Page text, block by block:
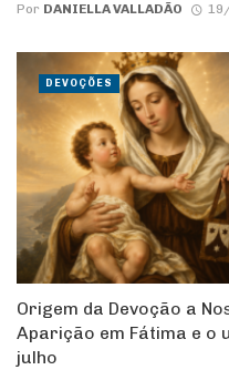
Por DANIELLA VALLADÃO
Origem da Devoção a
Aparição em Fátima e o
julho
DEVOÇÕES